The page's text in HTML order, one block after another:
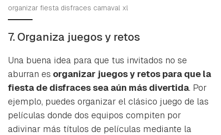
organizar fiesta disfraces carnaval xl
7. Organiza juegos y retos
Una buena idea para que tus invitados no se
aburran es organizar juegos y retos para que la
fiesta de disfraces sea aún más divertida. Por
ejemplo, puedes organizar el clásico juego de las
películas donde dos equipos compiten por
adivinar más títulos de películas mediante la